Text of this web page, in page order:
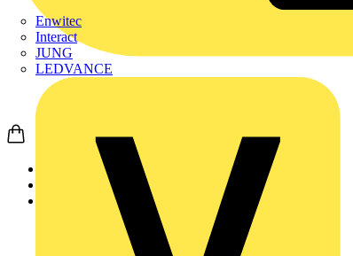
Enwitec
Interact
JUNG
LEDVANCE